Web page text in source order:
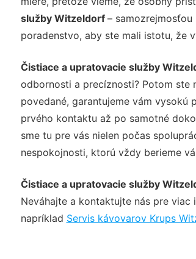
služby Witzeldorf –
poradenstvo, aby ste mali istotu, že
Čistiace a upratovacie služby
odbornosti a precíznosti? Potom ste
povedané, garantujeme vám vysokú
prvého kontaktu až po samotné
sme tu pre vás nielen počas
nespokojnosti, ktorú vždy berieme
Čistiace a upratovacie služby
Neváhajte a kontaktujte nás pre viac
napríklad Servis kávovarov Krups